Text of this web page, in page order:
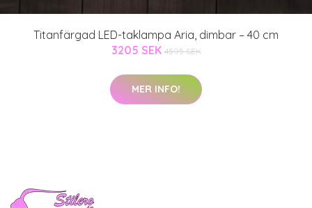
Titanfärgad LED-taklampa Aria, dimbar – 40 cm
3205 SEK 4595 SEK
MER INFO!